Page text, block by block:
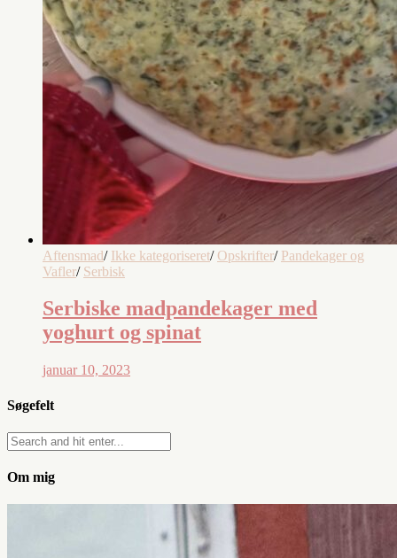
Aftensmad/ Ikke kategoriseret/ Opskrifter/ Pandekager og
Vafler/ Serbisk
Serbiske madpandekager med
yoghurt og spinat
januar 10, 2023
Søgefelt
Om mig